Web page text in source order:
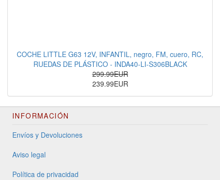
COCHE LITTLE G63 12V, INFANTIL, negro, FM, cuero, RC,
RUEDAS DE PLÁSTICO - INDA40-LI-S306BLACK
299.99EUR
239.99EUR
INFORMACIÓN
Envíos y Devoluciones
Aviso legal
Política de privacidad